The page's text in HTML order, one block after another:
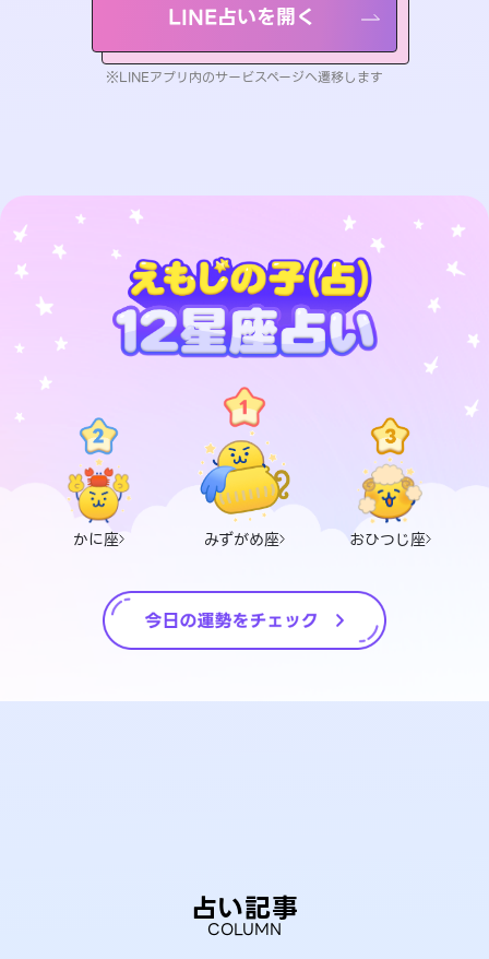
LINE占いを開く
※LINEアプリ内のサービスページへ遷移します
かに座 みずがめ座 おひつじ座
占い記事
COLUMN